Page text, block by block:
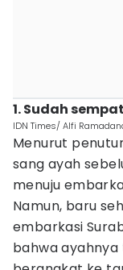
1. Sudah
IDN Times/ Alfi
Menurut
sang ayah
menuju
Namun, baru
embarkasi
bahwa